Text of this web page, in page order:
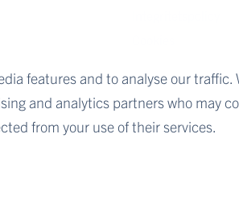
features and to analyse our traffic.
and analytics partners who may
from your use of their services.